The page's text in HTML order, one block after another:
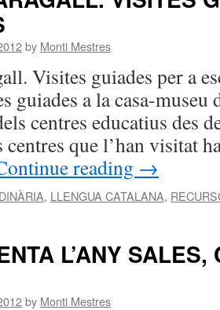
by Monti Mestres
Visites guiades per a
guiades a la casa-
centres educatius des
que l’han visitat
reading →
, LLENGUA CATALANA,
L’ANY SALES,
by Monti Mestres